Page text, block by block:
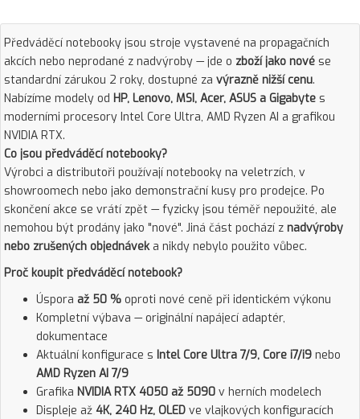
Předváděcí notebooky jsou stroje vystavené na propagačních
akcích nebo neprodané z nadvýroby — jde o zboží jako nové se
standardní zárukou 2 roky, dostupné za výrazně nižší cenu.
Nabízíme modely od HP, Lenovo, MSI, Acer, ASUS a Gigabyte s
moderními procesory Intel Core Ultra, AMD Ryzen AI a grafikou
NVIDIA RTX.
Co jsou předváděcí notebooky?
Výrobci a distributoři používají notebooky na veletrzích, v
showroomech nebo jako demonstrační kusy pro prodejce. Po
skončení akce se vrátí zpět — fyzicky jsou téměř nepoužité, ale
nemohou být prodány jako "nové". Jiná část pochází z nadvýroby
nebo zrušených objednáveka nikdy nebylo použito vůbec.
Proč koupit předváděcí notebook?
Úspora až 50 % oproti nové ceně při identickém výkonu
Kompletní výbava — originální napájecí adaptér,
dokumentace
Aktuální konfigurace s Intel Core Ultra 7/9, Core i7/i9 nebo
AMD Ryzen AI 7/9
Grafika NVIDIA RTX 4050 až 5090 v herních modelech
Displeje až 4K, 240 Hz, OLED ve vlajkových konfiguracích